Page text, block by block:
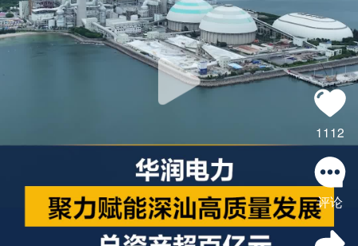
1112
评论